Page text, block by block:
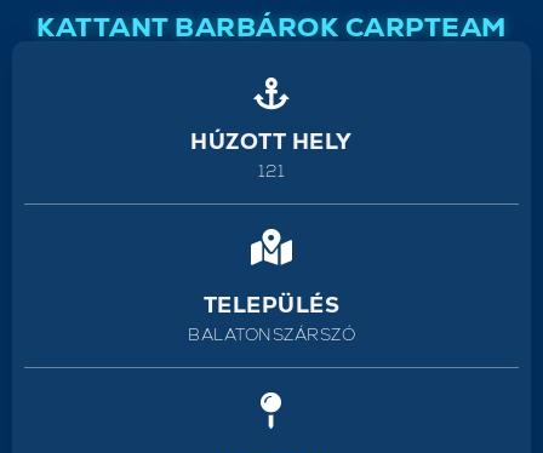
KATTANT BARBÁROK CARPTEAM
HÚZOTT HELY
121
TELEPÜLÉS
BALATONSZÁRSZÓ